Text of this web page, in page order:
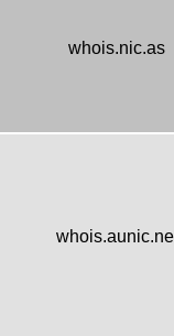
whois.nic.as